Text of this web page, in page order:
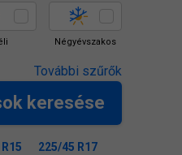
Négyévszakos
További szűrők
keresése
225/45 R17